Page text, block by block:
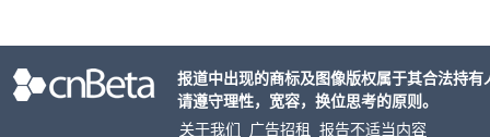
报道中出现的商标及图像版权属于其合法持
请遵守理性，宽容，换位思考的原则。
关于我们
广告招租
报告不适当内容